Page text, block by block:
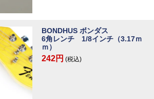
BONDHUS ボンダス
6角レンチ 1/8インチ（3.17ｍ
ｍ）
242円 (税込)